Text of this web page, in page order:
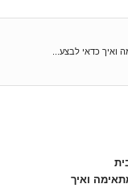
ואיך כדאי לבצע...
ואיך